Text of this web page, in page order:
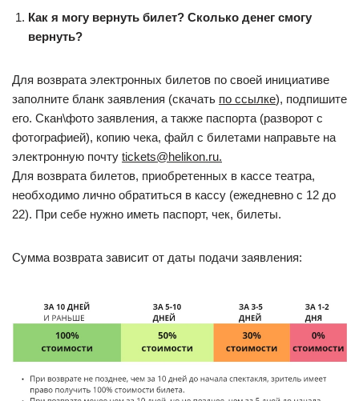
Как я могу вернуть билет? Сколько денег смогу
вернуть?
Для возврата электронных билетов по своей инициативе
заполните бланк заявления (скачать по ссылке), подпишите
его. Скан\фото заявления, а также паспорта (разворот с
фотографией), копию чека, файл с билетами направьте на
электронную почту tickets@helikon.ru.
Для возврата билетов, приобретенных в кассе театра,
необходимо лично обратиться в кассу (ежедневно с 12 до
22). При себе нужно иметь паспорт, чек, билеты.
Сумма возврата зависит от даты подачи заявления: